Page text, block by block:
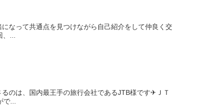
なって共通点を見つけながら自己紹介をして仲良く交
...
のは、国内最王手の旅行会社であるJTB様です✈ＪＴ
...